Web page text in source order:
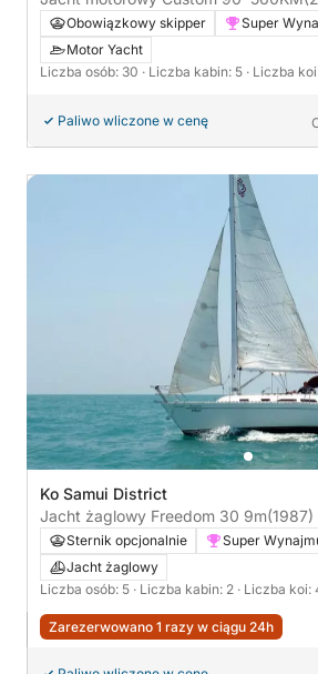
Obowiązkowy skipper
Super
Motor Yacht
Liczba osób: 30 · Liczba kabin: 5 · Liczba
Paliwo wliczone w cenę
Ko Samui District
Jacht żaglowy Freedom 30 9m(1987)
Sternik opcjonalnie
Super
Jacht żaglowy
Liczba osób: 5 · Liczba kabin: 2 · Liczba koi:
Zarezerwowano 1 razy w ciągu 24h